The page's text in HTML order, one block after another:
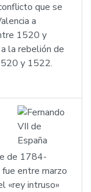
que se
a
1520 y
la rebelión de
y 1522.
de 1784-
entre marzo
«rey intruso»